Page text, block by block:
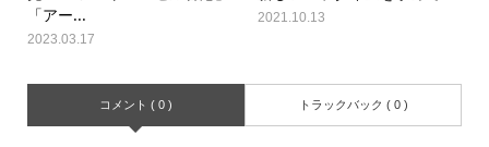
「アー...
2023.03.17
2021.10.13
コメント ( 0 ) トラックバック ( 0 )